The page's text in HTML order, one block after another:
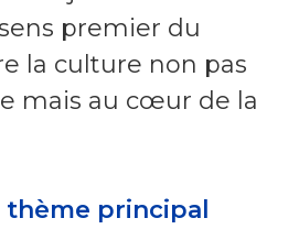
premier du
la culture non pas
mais au cœur de la
thème principal